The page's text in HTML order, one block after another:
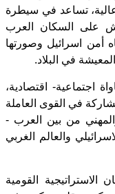
تساعد في سيطرة
على السكان العرب
أمن اسرائيل وصورتها
في البلاد.
اجتماعية- اقتصادية،
في القوى العاملة
من بين العرب -
والعالم الغربي
القومية